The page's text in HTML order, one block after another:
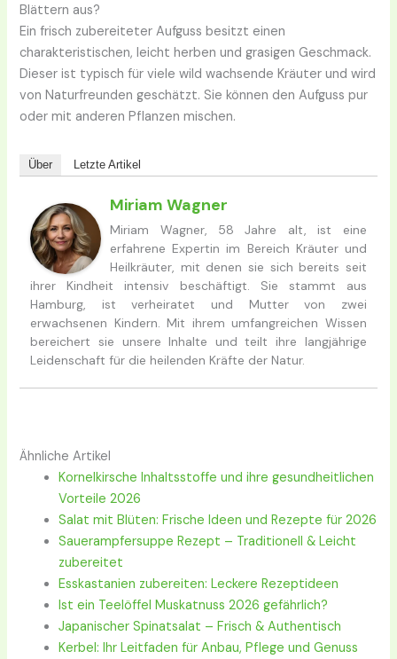
Blättern aus?
Ein frisch zubereiteter Aufguss besitzt einen
charakteristischen, leicht herben und grasigen Geschmack.
Dieser ist typisch für viele wild wachsende Kräuter und wird
von Naturfreunden geschätzt. Sie können den Aufguss pur
oder mit anderen Pflanzen mischen.
Über Letzte Artikel
Miriam Wagner
Miriam Wagner, 58 Jahre alt, ist eine
erfahrene Expertin im Bereich Kräuter und
Heilkräuter, mit denen sie sich bereits seit
ihrer Kindheit intensiv beschäftigt. Sie stammt aus
Hamburg, ist verheiratet und Mutter von zwei
erwachsenen Kindern. Mit ihrem umfangreichen Wissen
bereichert sie unsere Inhalte und teilt ihre langjährige
Leidenschaft für die heilenden Kräfte der Natur.
Ähnliche Artikel
Kornelkirsche Inhaltsstoffe und ihre gesundheitlichen
Vorteile 2026
Salat mit Blüten: Frische Ideen und Rezepte für 2026
Sauerampfersuppe Rezept – Traditionell & Leicht
zubereitet
Esskastanien zubereiten: Leckere Rezeptideen
Ist ein Teelöffel Muskatnuss 2026 gefährlich?
Japanischer Spinatsalat – Frisch & Authentisch
Kerbel: Ihr Leitfaden für Anbau, Pflege und Genuss